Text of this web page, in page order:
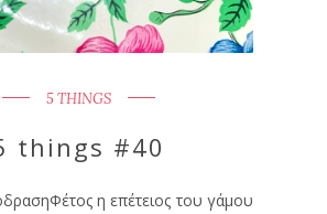
5 THINGS
things #40
η επέτειος του γάμου